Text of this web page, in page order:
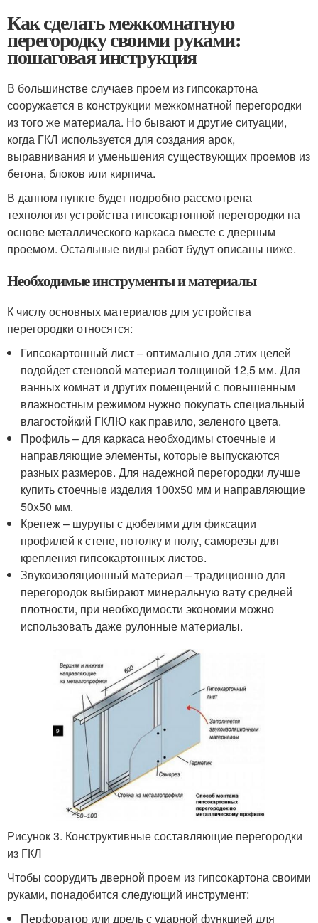
Как сделать межкомнатную
перегородку своими руками:
пошаговая инструкция
В большинстве случаев проем из гипсокартона
сооружается в конструкции межкомнатной перегородки
из того же материала. Но бывают и другие ситуации,
когда ГКЛ используется для создания арок,
выравнивания и уменьшения существующих проемов из
бетона, блоков или кирпича.
В данном пункте будет подробно рассмотрена
технология устройства гипсокартонной перегородки на
основе металлического каркаса вместе с дверным
проемом. Остальные виды работ будут описаны ниже.
Необходимые инструменты и материалы
К числу основных материалов для устройства
перегородки относятся:
Гипсокартонный лист – оптимально для этих целей
подойдет стеновой материал толщиной 12,5 мм. Для
ванных комнат и других помещений с повышенным
влажностным режимом нужно покупать специальный
влагостойкий ГКЛЮ как правило, зеленого цвета.
Профиль – для каркаса необходимы стоечные и
направляющие элементы, которые выпускаются
разных размеров. Для надежной перегородки лучше
купить стоечные изделия 100х50 мм и направляющие
50х50 мм.
Крепеж – шурупы с дюбелями для фиксации
профилей к стене, потолку и полу, саморезы для
крепления гипсокартонных листов.
Звукоизоляционный материал – традиционно для
перегородок выбирают минеральную вату средней
плотности, при необходимости экономии можно
использовать даже рулонные материалы.
Рисунок 3. Конструктивные составляющие перегородки
из ГКЛ
Чтобы соорудить дверной проем из гипсокартона своими
руками, понадобится следующий инструмент:
Перфоратор или дрель с ударной функцией для